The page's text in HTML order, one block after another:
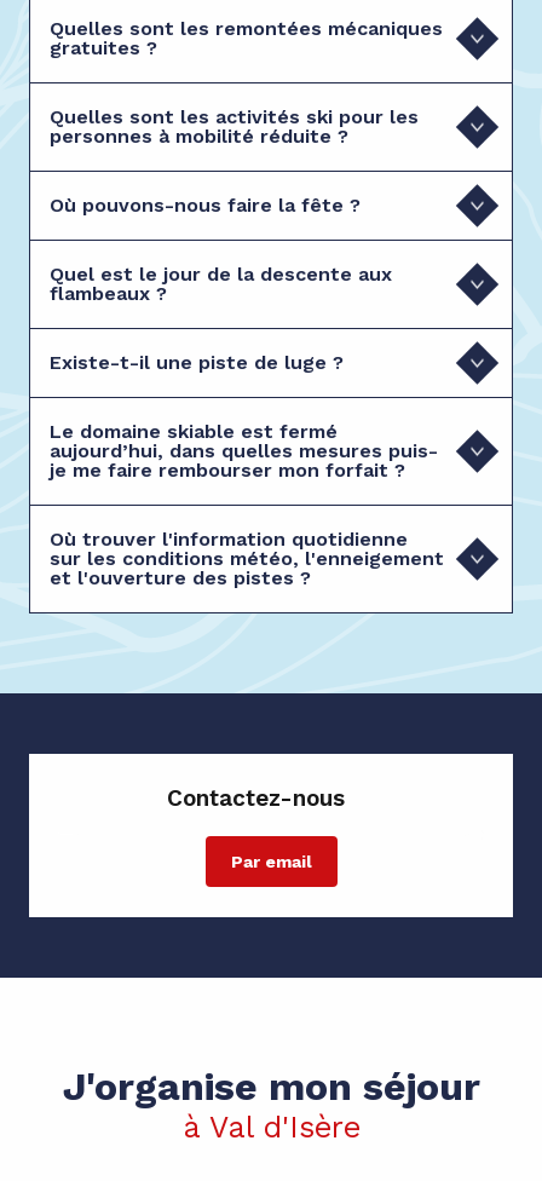
Quelles sont les remontées mécaniques
gratuites ?
Quelles sont les activités ski pour les
personnes à mobilité réduite ?
Où pouvons-nous faire la fête ?
Quel est le jour de la descente aux
flambeaux ?
Existe-t-il une piste de luge ?
Le domaine skiable est fermé
aujourd’hui, dans quelles mesures puis-
je me faire rembourser mon forfait ?
Où trouver l'information quotidienne
sur les conditions météo, l'enneigement
et l'ouverture des pistes ?
Contactez-nous
Par email
J'organise mon séjour
à Val d'Isère